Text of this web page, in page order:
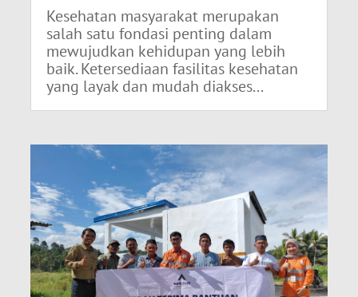
Kesehatan masyarakat merupakan
salah satu fondasi penting dalam
mewujudkan kehidupan yang lebih
baik. Ketersediaan fasilitas kesehatan
yang layak dan mudah diakses...